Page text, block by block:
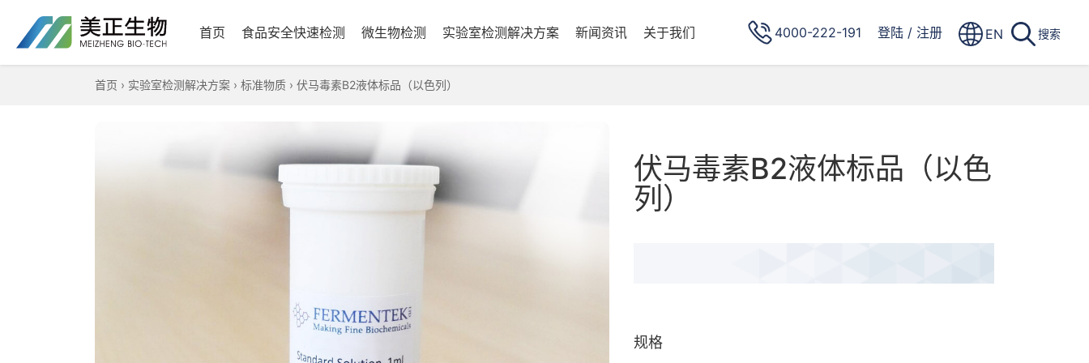
首页 食品安全快速检测 微生物检测 实验室检测解决方案 新闻资讯 关于我们 4000-222-191 登陆 / 注册 EN 搜索
首页 › 实验室检测解决方案 › 标准物质 › 伏马毒素B2液体标品（以色列）
伏马毒素B2液体标品（以色
列）
规格